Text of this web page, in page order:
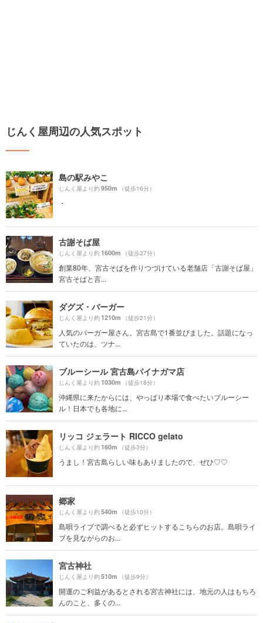
じんく屋周辺の人気スポット
島の駅みやこ
じんく屋より約950m （徒歩16分）
・
古謝そば屋
じんく屋より約1600m （徒歩27分）
創業80年、宮古そばを作りつづけている老舗店「古謝そば屋」
宮古そばと言...
ダグズ・バーガー
じんく屋より約1210m （徒歩21分）
人気のバーガー屋さん。宮古島で1番並びました。話題になっ
ていたのは、ツナ...
ブルーシール 宮古島パイナガマ店
じんく屋より約1030m （徒歩18分）
沖縄県に来たからには、やっぱり本場で食べたいブルーシー
ル！日本でも各地に...
リッコ ジェラート RICCO gelato
じんく屋より約160m （徒歩3分）
うまし！宮古島らしい味もありましたので、ぜひ♡♡
郷家
じんく屋より約540m （徒歩10分）
島唄ライブで調べると必ずヒットするこちらのお店。島唄ライ
ブを見ながらのお...
宮古神社
じんく屋より約510m （徒歩9分）
開運のご利益があるとされる宮古神社には、地元の人はもちろ
んのこと、多くの...